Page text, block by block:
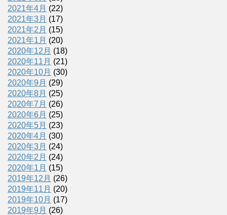
2021年4月 (22)
2021年3月 (17)
2021年2月 (15)
2021年1月 (20)
2020年12月 (18)
2020年11月 (21)
2020年10月 (30)
2020年9月 (29)
2020年8月 (25)
2020年7月 (26)
2020年6月 (25)
2020年5月 (23)
2020年4月 (30)
2020年3月 (24)
2020年2月 (24)
2020年1月 (15)
2019年12月 (26)
2019年11月 (20)
2019年10月 (17)
2019年9月 (26)